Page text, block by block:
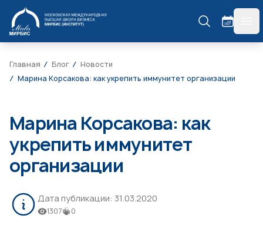
МИРБИС
Главная Блог
Новости
Марина Корсакова: как укрепить иммунитет организации
Марина Корсакова: как
укрепить иммунитет
организации
Дата публикации: 31.03.2020
1307 0